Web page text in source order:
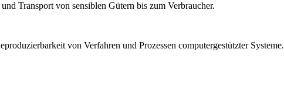
Transport von sensiblen Gütern bis zum Verbraucher.
von Verfahren und Prozessen computergestützter Systeme.